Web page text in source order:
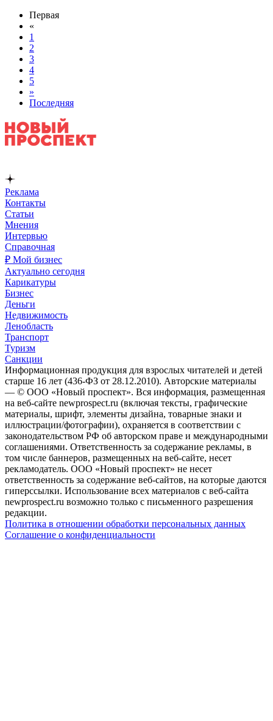
Первая
«
1
2
3
4
5
»
Последняя
Реклама
Контакты
Статьи
Мнения
Интервью
Справочная
₽ Мой бизнес
Актуально сегодня
Карикатуры
Бизнес
Деньги
Недвижимость
Ленобласть
Транспорт
Туризм
Санкции
Информационная продукция для взрослых читателей и детей
старше 16 лет (436-ФЗ от 28.12.2010). Авторские материалы
— © ООО «Новый проспект». Вся информация, размещенная
на веб-сайте newprospect.ru (включая тексты, графические
материалы, шрифт, элементы дизайна, товарные знаки и
иллюстрации/фотографии), охраняется в соответствии с
законодательством РФ об авторском праве и международными
соглашениями. Ответственность за содержание рекламы, в
том числе баннеров, размещенных на веб-сайте, несет
рекламодатель. ООО «Новый проспект» не несет
ответственность за содержание веб-сайтов, на которые даются
гиперссылки. Использование всех материалов с веб-сайта
newprospect.ru возможно только с письменного разрешения
редакции.
Политика в отношении обработки персональных данных
Соглашение о конфиденциальности